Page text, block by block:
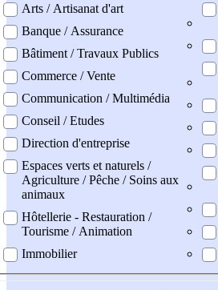
Arts / Artisanat d'art
Banque / Assurance
Bâtiment / Travaux Publics
Commerce / Vente
Communication / Multimédia
Conseil / Etudes
Direction d'entreprise
Espaces verts et naturels /
Agriculture / Pêche / Soins aux
animaux
Hôtellerie - Restauration /
Tourisme / Animation
Immobilier